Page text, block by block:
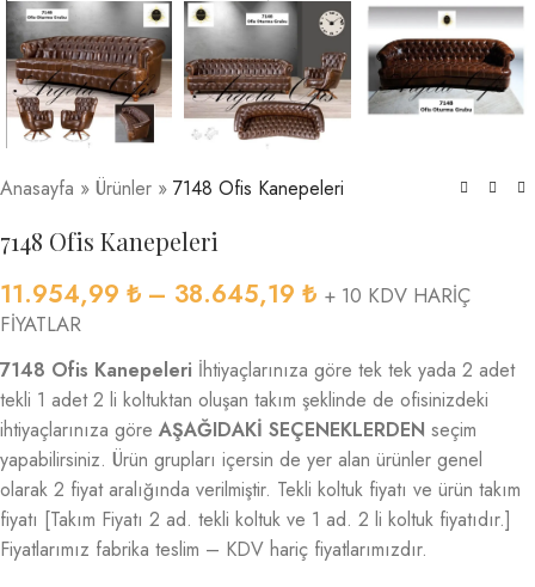
Anasayfa » Ürünler » 7148 Ofis Kanepeleri
7148 Ofis Kanepeleri
11.954,99 ₺ – 38.645,19 ₺ + 10 KDV HARİÇ
FİYATLAR
7148 Ofis Kanepeleri İhtiyaçlarınıza göre tek tek yada 2 adet
tekli 1 adet 2 li koltuktan oluşan takım şeklinde de ofisinizdeki
ihtiyaçlarınıza göre AŞAĞIDAKİ SEÇENEKLERDEN seçim
yapabilirsiniz. Ürün grupları içersin de yer alan ürünler genel
olarak 2 fiyat aralığında verilmiştir. Tekli koltuk fiyatı ve ürün takım
fiyatı [Takım Fiyatı 2 ad. tekli koltuk ve 1 ad. 2 li koltuk fiyatıdır.]
Fiyatlarımız fabrika teslim – KDV hariç fiyatlarımızdır.